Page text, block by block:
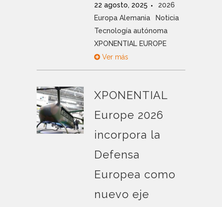
22 agosto, 2025
2026
Europa Alemania
Noticia
Tecnología autónoma
XPONENTIAL EUROPE
Ver más
XPONENTIAL
Europe 2026
incorpora la
Defensa
Europea como
nuevo eje